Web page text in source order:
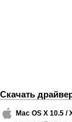
Скачать
Mac OS X 10.5 /